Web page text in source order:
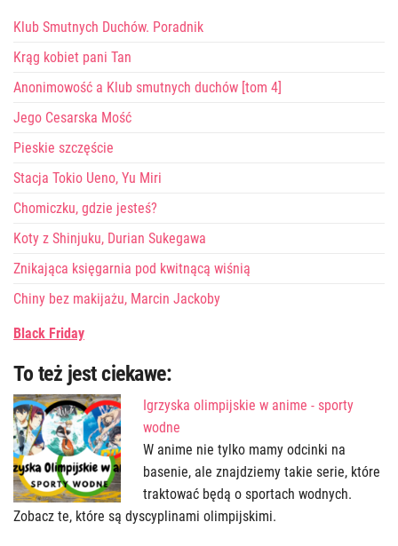
Klub Smutnych Duchów. Poradnik
Krąg kobiet pani Tan
Anonimowość a Klub smutnych duchów [tom 4]
Jego Cesarska Mość
Pieskie szczęście
Stacja Tokio Ueno, Yu Miri
Chomiczku, gdzie jesteś?
Koty z Shinjuku, Durian Sukegawa
Znikająca księgarnia pod kwitnącą wiśnią
Chiny bez makijażu, Marcin Jackoby
Black Friday
To też jest ciekawe:
Igrzyska olimpijskie w anime - sporty
wodne
W anime nie tylko mamy odcinki na
basenie, ale znajdziemy takie serie, które
traktować będą o sportach wodnych.
Zobacz te, które są dyscyplinami olimpijskimi.